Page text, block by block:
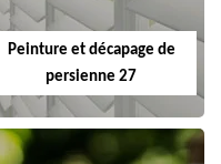
Peinture et décapage de
persienne 27